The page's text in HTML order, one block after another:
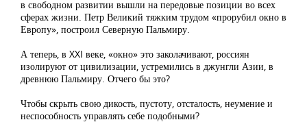
в свободном развитии вышли на передовые позиции во всех
сферах жизни. Петр Великий тяжким трудом «прорубил окно в
Европу», построил Северную Пальмиру.
А теперь, в XXI веке, «окно» это заколачивают, россиян
изолируют от цивилизации, устремились в джунгли Азии, в
древнюю Пальмиру. Отчего бы это?
Чтобы скрыть свою дикость, пустоту, отсталость, неумение и
неспособность управлять себе подобными?